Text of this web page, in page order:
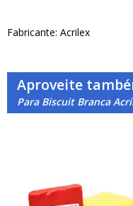
Fabricante: Acrilex
Aproveite
Para Biscuit Branca